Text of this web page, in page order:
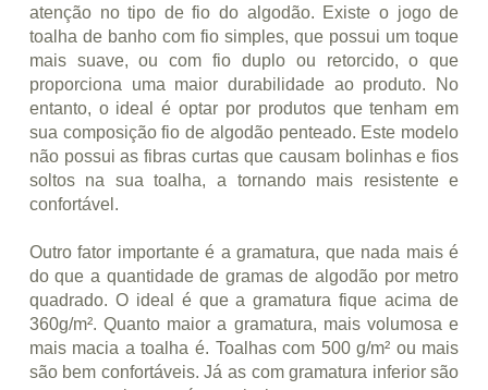
atenção no tipo de fio do algodão. Existe o jogo de
toalha de banho com fio simples, que possui um toque
mais suave, ou com fio duplo ou retorcido, o que
proporciona uma maior durabilidade ao produto. No
entanto, o ideal é optar por produtos que tenham em
sua composição fio de algodão penteado. Este modelo
não possui as fibras curtas que causam bolinhas e fios
soltos na sua toalha, a tornando mais resistente e
confortável.
Outro fator importante é a gramatura, que nada mais é
do que a quantidade de gramas de algodão por metro
quadrado. O ideal é que a gramatura fique acima de
360g/m². Quanto maior a gramatura, mais volumosa e
mais macia a toalha é. Toalhas com 500 g/m² ou mais
são bem confortáveis. Já as com gramatura inferior são